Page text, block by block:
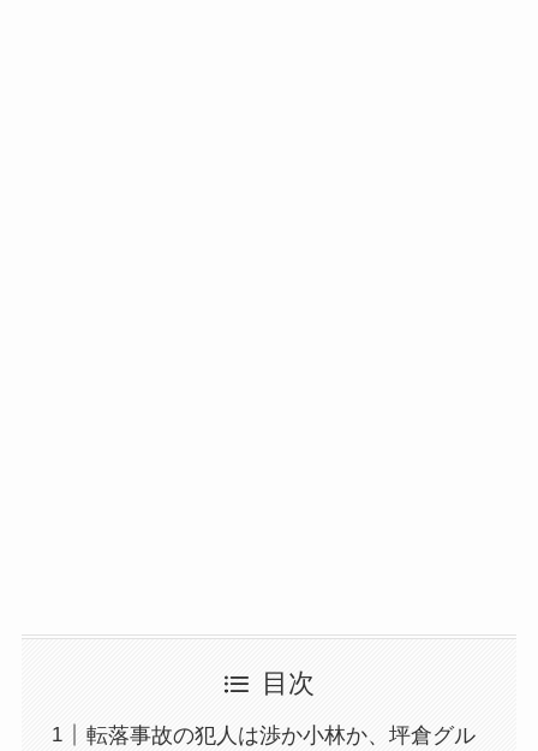
目次
転落事故の犯人は渉か小林か、坪倉グル